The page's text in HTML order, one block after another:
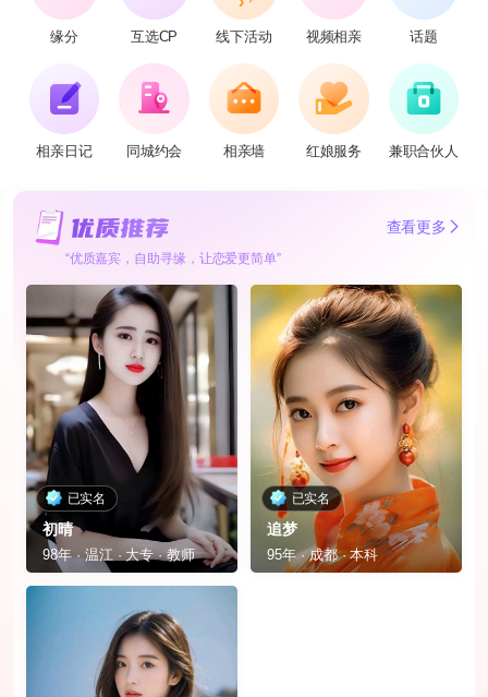
缘分 互选CP 线下活动 视频相亲 话题
相亲日记 同城约会 相亲墙 红娘服务 兼职合伙人
查看更多
“优质嘉宾，自助寻缘，让恋爱更简单”
已实名
初晴
98年 · 温江 · 大专 · 教师
已实名
追梦
95年 · 成都 · 本科